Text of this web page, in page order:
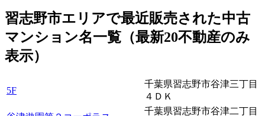
習志野市エリアで最近販売された中古
マンション名一覧（最新20不動産のみ
表示）
5F
千葉県習志野市谷津三丁目
４ＤＫ
千葉県習志野市谷津二丁目